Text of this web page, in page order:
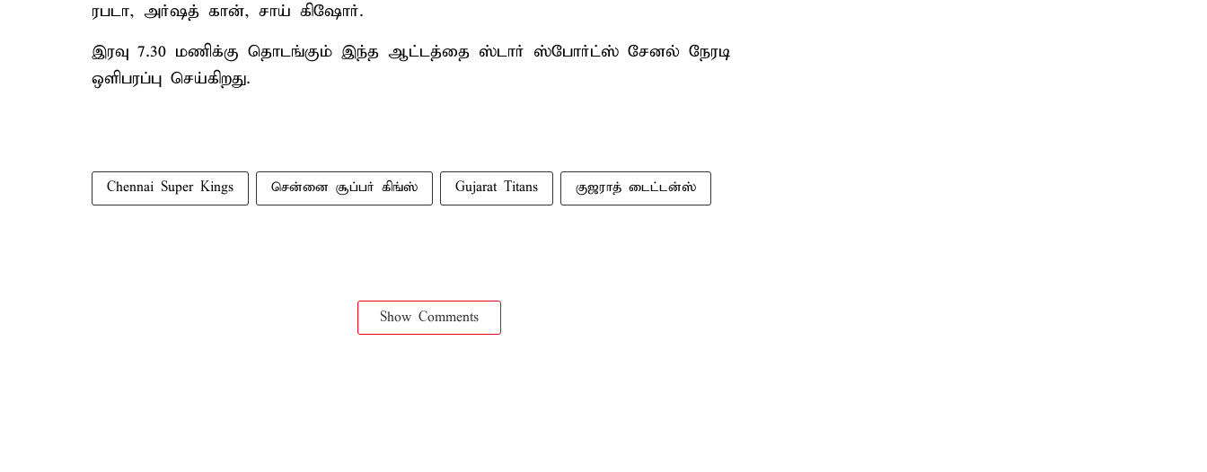
ரபடா, அர்ஷத் கான், சாய் கிஷோர்.
இரவு 7.30 மணிக்கு தொடங்கும் இந்த ஆட்டத்தை ஸ்டார் ஸ்போர்ட்ஸ் சேனல் நேரடி
ஒளிபரப்பு செய்கிறது.
Chennai Super Kings சென்னை சூப்பர் கிங்ஸ் Gujarat Titans குஜராத் டைட்டன்ஸ்
Show Comments